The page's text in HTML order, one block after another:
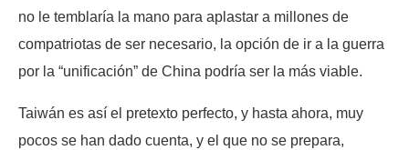
no le temblaría la mano para aplastar a millones de
compatriotas de ser necesario, la opción de ir a la guerra
por la “unificación” de China podría ser la más viable.
Taiwán es así el pretexto perfecto, y hasta ahora, muy
pocos se han dado cuenta, y el que no se prepara,